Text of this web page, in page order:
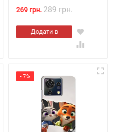
269 грн. 289 грн.
Додати в
кошик
- 7%